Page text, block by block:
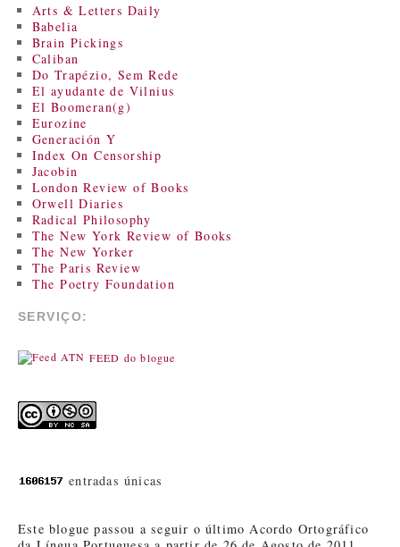
Arts & Letters Daily
Babelia
Brain Pickings
Caliban
Do Trapézio, Sem Rede
El ayudante de Vilnius
El Boomeran(g)
Eurozine
Generación Y
Index On Censorship
Jacobin
London Review of Books
Orwell Diaries
Radical Philosophy
The New York Review of Books
The New Yorker
The Paris Review
The Poetry Foundation
SERVIÇO:
FEED do blogue
entradas únicas
Este blogue passou a seguir o último Acordo Ortográfico